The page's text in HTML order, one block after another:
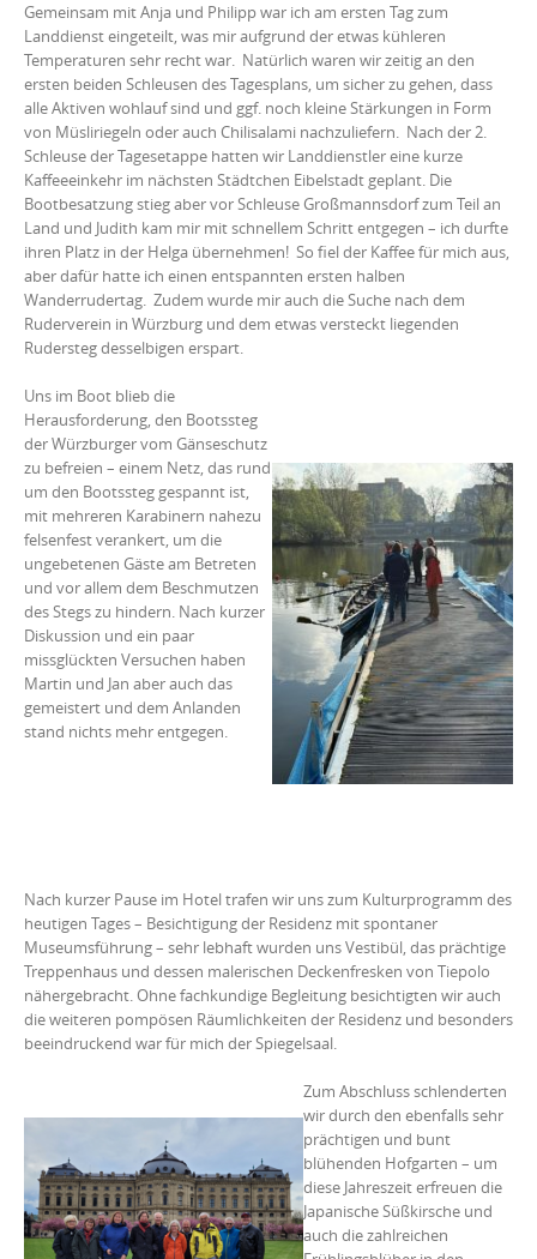
Gemeinsam mit Anja und Philipp war ich am ersten Tag zum
Landdienst eingeteilt, was mir aufgrund der etwas kühleren
Temperaturen sehr recht war. Natürlich waren wir zeitig an den
ersten beiden Schleusen des Tagesplans, um sicher zu gehen, dass
alle Aktiven wohlauf sind und ggf. noch kleine Stärkungen in Form
von Müsliriegeln oder auch Chilisalami nachzuliefern. Nach der 2.
Schleuse der Tagesetappe hatten wir Landdienstler eine kurze
Kaffeeeinkehr im nächsten Städtchen Eibelstadt geplant. Die
Bootbesatzung stieg aber vor Schleuse Großmannsdorf zum Teil an
Land und Judith kam mir mit schnellem Schritt entgegen – ich durfte
ihren Platz in der Helga übernehmen! So fiel der Kaffee für mich aus,
aber dafür hatte ich einen entspannten ersten halben
Wanderrudertag. Zudem wurde mir auch die Suche nach dem
Ruderverein in Würzburg und dem etwas versteckt liegenden
Rudersteg desselbigen erspart.
Uns im Boot blieb die
Herausforderung, den Bootssteg
der Würzburger vom Gänseschutz
zu befreien – einem Netz, das rund
um den Bootssteg gespannt ist,
mit mehreren Karabinern nahezu
felsenfest verankert, um die
ungebetenen Gäste am Betreten
und vor allem dem Beschmutzen
des Stegs zu hindern. Nach kurzer
Diskussion und ein paar
missglückten Versuchen haben
Martin und Jan aber auch das
gemeistert und dem Anlanden
stand nichts mehr entgegen.
Nach kurzer Pause im Hotel trafen wir uns zum Kulturprogramm des
heutigen Tages – Besichtigung der Residenz mit spontaner
Museumsführung – sehr lebhaft wurden uns Vestibül, das prächtige
Treppenhaus und dessen malerischen Deckenfresken von Tiepolo
nähergebracht. Ohne fachkundige Begleitung besichtigten wir auch
die weiteren pompösen Räumlichkeiten der Residenz und besonders
beeindruckend war für mich der Spiegelsaal.
Zum Abschluss schlenderten
wir durch den ebenfalls sehr
prächtigen und bunt
blühenden Hofgarten – um
diese Jahreszeit erfreuen die
Japanische Süßkirsche und
auch die zahlreichen